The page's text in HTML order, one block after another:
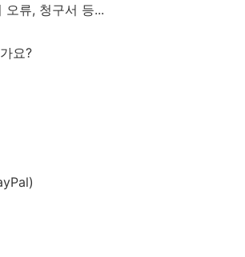
오류, 청구서 등...
요?